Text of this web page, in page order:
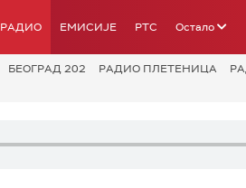
РАДИО ЕМИСИЈЕ РТС Остало
БЕОГРАД 202 РАДИО ПЛЕТЕНИЦА